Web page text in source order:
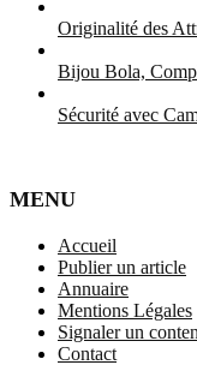
Originalité des
Bijou Bola,
Sécurité avec
MENU
Accueil
Publier un article
Annuaire
Mentions Légales
Signaler un
Contact